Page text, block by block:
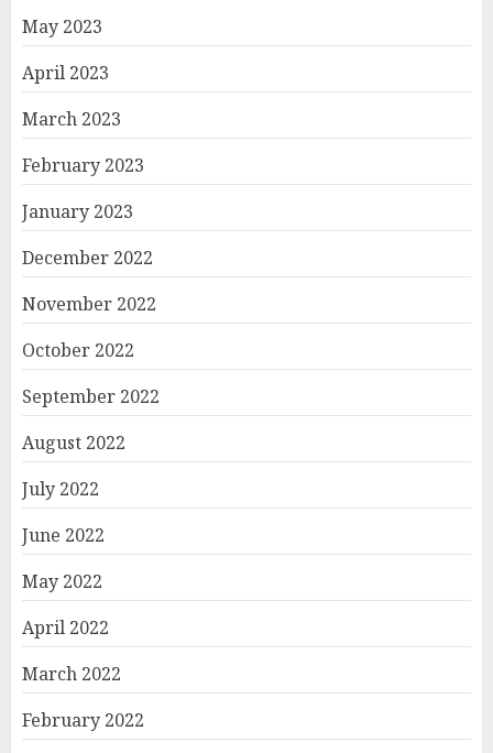
May 2023
April 2023
March 2023
February 2023
January 2023
December 2022
November 2022
October 2022
September 2022
August 2022
July 2022
June 2022
May 2022
April 2022
March 2022
February 2022